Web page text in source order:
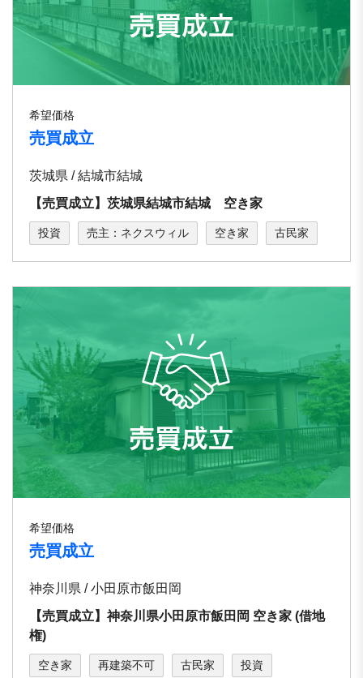
希望価格
売買成立
茨城県 / 結城市結城
【売買成立】茨城県結城市結城 空き家
投資 売主：ネクスウィル 空き家 古民家
希望価格
売買成立
神奈川県 / 小田原市飯田岡
【売買成立】神奈川県小田原市飯田岡 空き家 (借地
権)
空き家 再建築不可 古民家 投資